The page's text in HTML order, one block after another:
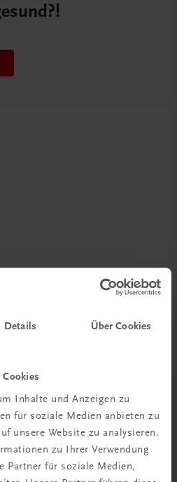
Details Über Cookies
Inhalte und Anzeigen zu
für soziale Medien anbieten zu
unsere Website zu analysieren.
zu Ihrer Verwendung
Partner für soziale Medien,
bei TRAUNER!